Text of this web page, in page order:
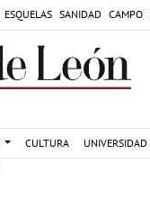
ESQUELAS SANIDAD CAMPO
CULTURA UNIVERSIDAD